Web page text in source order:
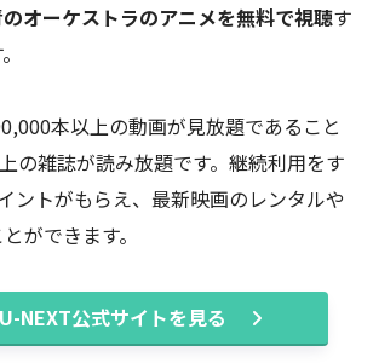
Video
30日間無料
月額500円
ー)
無料期間なし
月額976円
オーケストラのアニメを無料で視聴す
本以上の動画が見放題であること
の雑誌が読み放題です。継続利用をす
ントがもらえ、最新映画のレンタルや
ができます。
NEXT公式サイトを見る